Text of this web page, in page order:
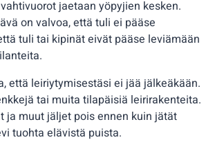
jaetaan yöpyjien kesken.
on valvoa, että tuli ei pääse
tuli tai kipinät eivät pääse leviämään
että leiriytymisestäsi ei jää jälkeäkään.
tai muita tilapäisiä leirirakenteita.
ja muut jäljet pois ennen kuin jätät
tuohta elävistä puista.